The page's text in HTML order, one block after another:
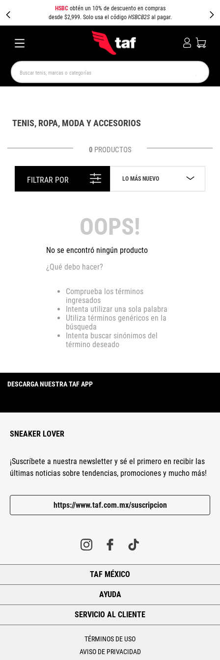
HSBCobtén un 10% de descuento en compras
desde $2,999. Solo usa el código HSBCB2Sal pagar.
Buscar tenis, marcas o categorías
TENIS, ROPA, MODA Y ACCESORIOS
0 PRODUCTOS
FILTRAR POR LO MÁS NUEVO
OOPS!
No se encontró ningún producto
¿Qué debo hacer?
Comprueba los términos
ingresados
Intenta utilizar una sola palabra
Utiliza términos genéricos en la
búsqueda
Intenta buscar sinónimos del
término deseado
DESCARGA NUESTRA TAF APP
SNEAKER LOVER
¡Suscríbete a nuestra newsletter y sé el primero en recibir las
últimas noticias sobre tendencias, promociones y mucho más!
https://www.taf.com.mx/suscripcion
TAF MÉXICO
AYUDA
SERVICIO AL CLIENTE
TÉRMINOS DE USO
AVISO DE PRIVACIDAD
SPEEDCAT JORDAN 1 SPEZIAL